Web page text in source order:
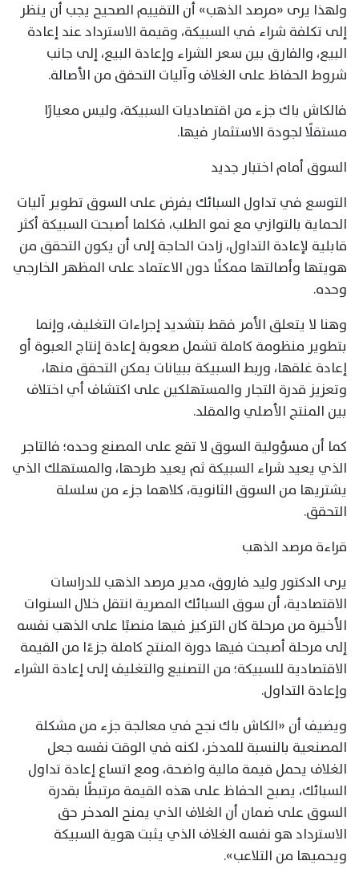
ولهذا يرى «مرصد الذهب» أن التقييم الصحيح يجب أن ينظر
إلى تكلفة شراء في السبيكة، وقيمة الاسترداد عند إعادة
البيع، والفارق بين سعر الشراء وإعادة البيع، إلى جانب
شروط الحفاظ على الغلاف وآليات التحقق من الأصالة.
فالكاش باك جزء من اقتصاديات السبيكة، وليس معيارًا
مستقلًا لجودة الاستثمار فيها.
السوق أمام اختبار جديد
التوسع في تداول السبائك يفرض على السوق تطوير آليات
الحماية بالتوازي مع نمو الطلب، فكلما أصبحت السبيكة أكثر
قابلية لإعادة التداول، زادت الحاجة إلى أن يكون التحقق من
هويتها وأصالتها ممكنًا دون الاعتماد على المظهر الخارجي
وحده.
وهنا لا يتعلق الأمر فقط بتشديد إجراءات التغليف، وإنما
بتطوير منظومة كاملة تشمل صعوبة إعادة إنتاج العبوة أو
إعادة غلقها، وربط السبيكة ببيانات يمكن التحقق منها،
وتعزيز قدرة التجار والمستهلكين على اكتشاف أي اختلاف
بين المنتج الأصلي والمقلد.
كما أن مسؤولية السوق لا تقع على المصنع وحده؛ فالتاجر
الذي يعيد شراء السبيكة ثم يعيد طرحها، والمستهلك الذي
يشتريها من السوق الثانوية، كلاهما جزء من سلسلة
التحقق.
قراءة مرصد الذهب
يرى الدكتور وليد فاروق، مدير مرصد الذهب للدراسات
الاقتصادية، أن سوق السبائك المصرية انتقل خلال السنوات
الأخيرة من مرحلة كان التركيز فيها منصبًا على الذهب نفسه
إلى مرحلة أصبحت فيها دورة المنتج كاملة جزءًا من القيمة
الاقتصادية للسبيكة؛ من التصنيع والتغليف إلى إعادة الشراء
وإعادة التداول.
ويضيف أن «الكاش باك نجح في معالجة جزء من مشكلة
المصنعية بالنسبة للمدخر، لكنه في الوقت نفسه جعل
الغلاف يحمل قيمة مالية واضحة، ومع اتساع إعادة تداول
السبائك، يصبح الحفاظ على هذه القيمة مرتبطًا بقدرة
السوق على ضمان أن الغلاف الذي يمنح المدخر حق
الاسترداد هو نفسه الغلاف الذي يثبت هوية السبيكة
ويحميها من التلاعب».